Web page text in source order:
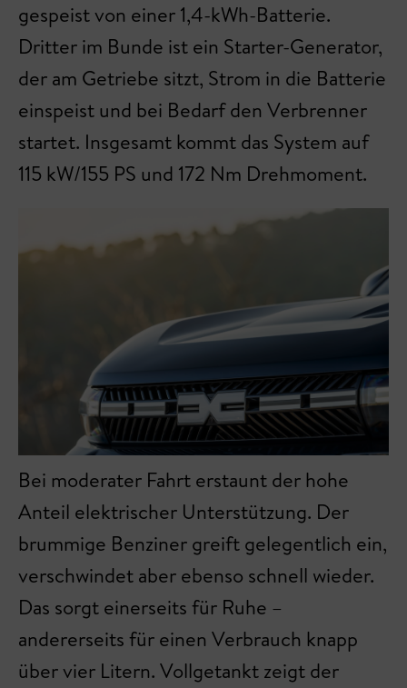
gespeist von einer 1,4-kWh-Batterie.
Dritter im Bunde ist ein Starter-Generator,
der am Getriebe sitzt, Strom in die Batterie
einspeist und bei Bedarf den Verbrenner
startet. Insgesamt kommt das System auf
115 kW/155 PS und 172 Nm Drehmoment.
Bei moderater Fahrt erstaunt der hohe
Anteil elektrischer Unterstützung. Der
brummige Benziner greift gelegentlich ein,
verschwindet aber ebenso schnell wieder.
Das sorgt einerseits für Ruhe –
andererseits für einen Verbrauch knapp
über vier Litern. Vollgetankt zeigt der